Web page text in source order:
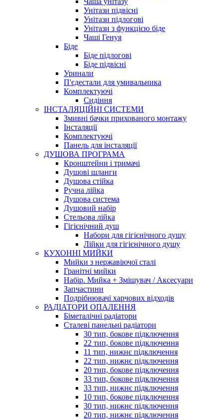
Унітази підвісні
Унітази підлогові
Унітази з функцією біде
Чаші Генуя
Біде
Біде підлогові
Біде підвісні
Уринали
П'єдестали для умивальника
Комплектуючі
Сидіння
ІНСТАЛЯЦІЙНІ СИСТЕМИ
Змивні бачки прихованого монтажу
Інсталяції
Комплектуючі
Панель для інсталяції
ДУШОВА ПРОГРАМА
Кронштейни і тримачі
Душові шланги
Душова стійка
Ручна лійка
Душова система
Душовий набір
Стельова лійка
Гігієнічний душ
Набори для гігієнічного душу
Лійки для гігієнічного душу
КУХОННІ МИЙКИ
Мийки з нержавіючої сталі
Гранітні мийки
Набір. Мийка + Змішувач / Аксесуари
Запчастини
Подрібнювачі харчових відходів
РАДІАТОРИ ОПАЛЕННЯ
Біметалічні радіатори
Сталеві панельні радіатори
30 тип, бокове підключення
22 тип, бокове підключення
11 тип, нижнє підключення
22 тип, нижнє підключення
20 тип, бокове підключення
33 тип, бокове підключення
33 тип, нижнє підключення
10 тип, бокове підключення
30 тип, нижнє підключення
20 тип, нижнє підключення